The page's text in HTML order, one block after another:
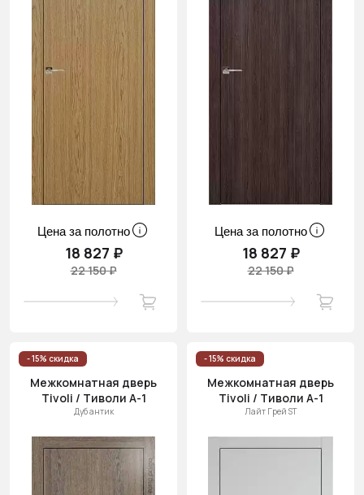
Цена за полотно
18 827 ₽
22 150 ₽
Цена за полотно
18 827 ₽
22 150 ₽
- 15% скидка
Межкомнатная дверь
Tivoli / Тиволи А-1
Дуб антик
- 15% скидка
Межкомнатная дверь
Tivoli / Тиволи А-1
Лайт Грей ST